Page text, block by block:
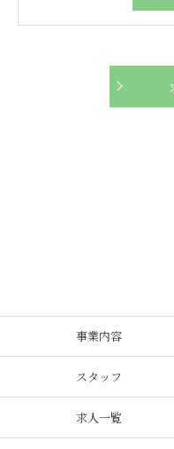
事業内容
スタッフ
求人一覧